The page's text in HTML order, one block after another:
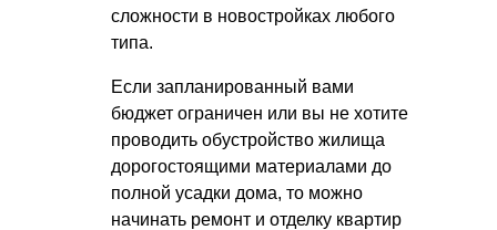
сложности в новостройках любого
типа.
Если запланированный вами
бюджет ограничен или вы не хотите
проводить обустройство жилища
дорогостоящими материалами до
полной усадки дома, то можно
начинать ремонт и отделку квартир